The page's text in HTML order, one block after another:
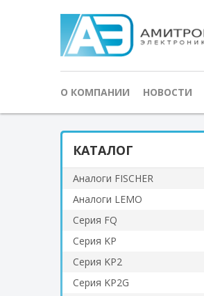
О КОМПАНИИ НОВОСТИ
КАТАЛОГ
Аналоги FISCHER
Аналоги LEMO
Серия FQ
Серия KP
Серия KP2
Серия KP2G